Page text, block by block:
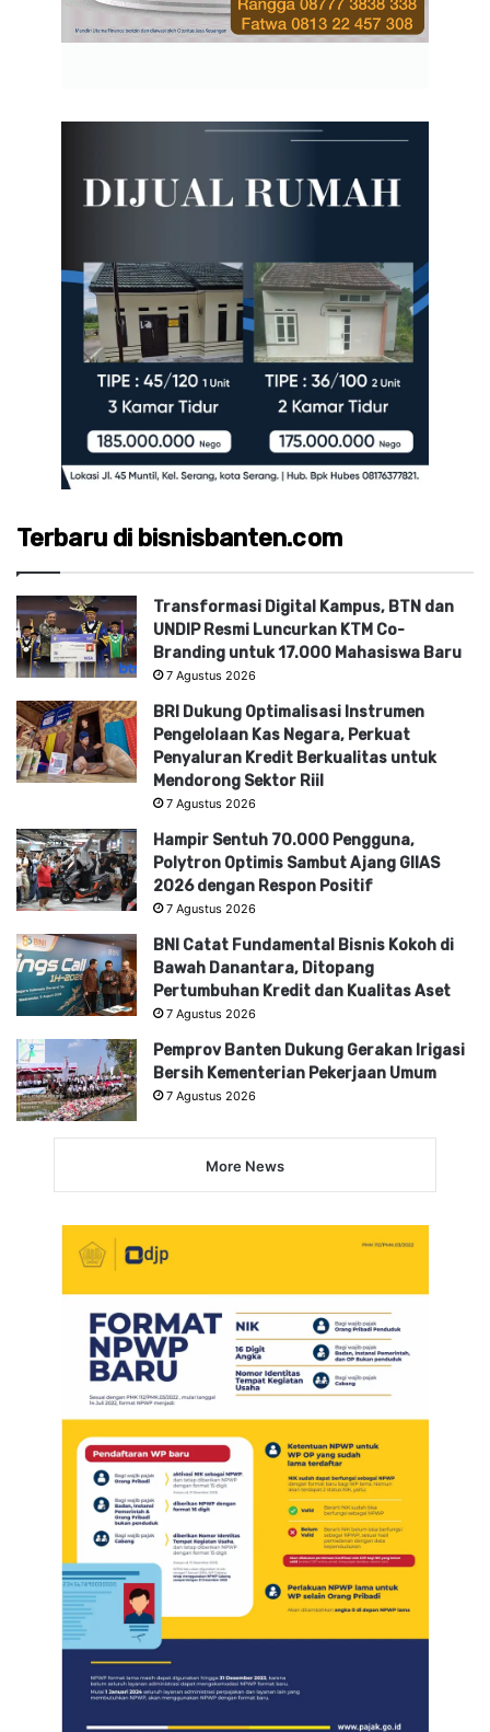
Terbaru di bisnisbanten.com
Transformasi Digital Kampus, BTN dan
UNDIP Resmi Luncurkan KTM Co-
Branding untuk 17.000 Mahasiswa Baru
7 Agustus 2026
BRI Dukung Optimalisasi Instrumen
Pengelolaan Kas Negara, Perkuat
Penyaluran Kredit Berkualitas untuk
Mendorong Sektor Riil
7 Agustus 2026
Hampir Sentuh 70.000 Pengguna,
Polytron Optimis Sambut Ajang GIIAS
2026 dengan Respon Positif
7 Agustus 2026
BNI Catat Fundamental Bisnis Kokoh di
Bawah Danantara, Ditopang
Pertumbuhan Kredit dan Kualitas Aset
7 Agustus 2026
Pemprov Banten Dukung Gerakan Irigasi
Bersih Kementerian Pekerjaan Umum
7 Agustus 2026
More News